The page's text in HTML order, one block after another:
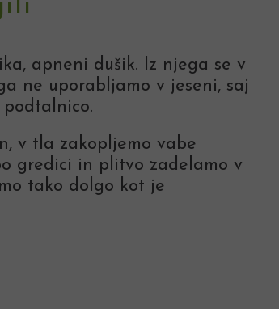
apneni dušik. Iz njega se v
ne uporabljamo v jeseni, saj
podtalnico.
v tla zakopljemo vabe
gredici in plitvo zadelamo v
tako dolgo kot je